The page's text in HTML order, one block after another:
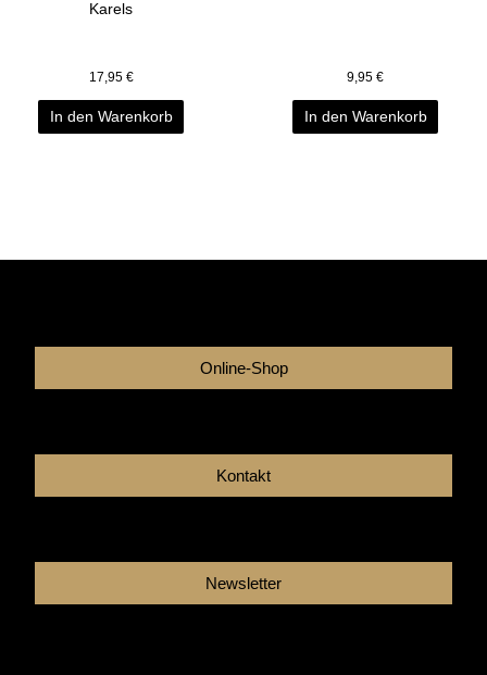
Karels
17,95 €
In den Warenkorb
9,95 €
In den Warenkorb
Online-Shop
Kontakt
Newsletter